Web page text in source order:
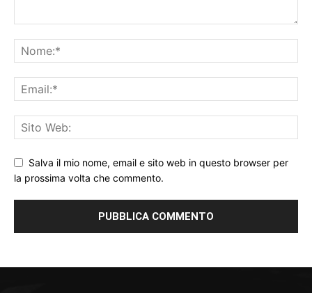
Salva il mio nome, email e sito web in questo browser per
la prossima volta che commento.